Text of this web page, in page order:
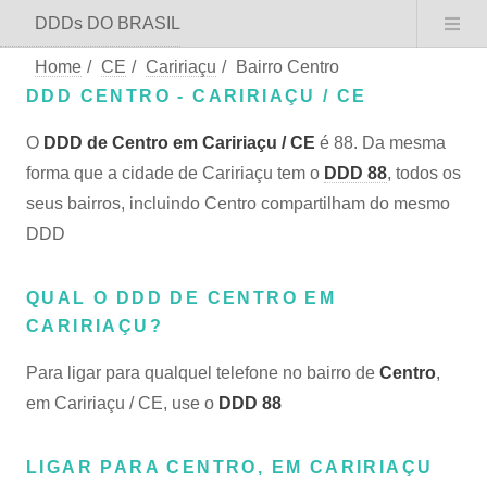
DDDs DO BRASIL
Home / CE / Caririaçu /
Bairro Centro
DDD CENTRO - CARIRIAÇU / CE
O DDD de Centro em Caririaçu / CE é 88. Da mesma
forma que a cidade de Caririaçu tem o DDD 88, todos os
seus bairros, incluindo Centro compartilham do mesmo
DDD
QUAL O DDD DE CENTRO EM
CARIRIAÇU?
Para ligar para qualquel telefone no bairro de Centro,
em Caririaçu / CE, use o DDD 88
LIGAR PARA CENTRO, EM CARIRIAÇU